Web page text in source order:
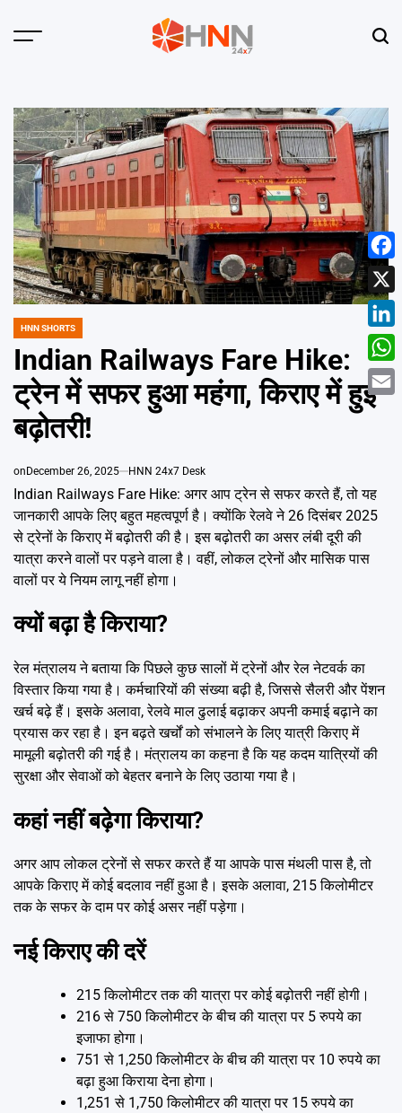
Menu
POSTED
HNN SHORTS
Indian Railways Fare Hike:
ट्रेन में सफर हुआ महंगा, किराए में हुई
बढ़ोतरी!
onDecember 26, 2025 HNN 24x7 Desk
Indian Railways Fare Hike: अगर आप ट्रेन से सफर करते हैं, तो यह
जानकारी आपके लिए बहुत महत्वपूर्ण है। क्योंकि रेलवे ने 26 दिसंबर 2025
से ट्रेनों के किराए में बढ़ोतरी की है। इस बढ़ोतरी का असर लंबी दूरी की
यात्रा करने वालों पर पड़ने वाला है। वहीं, लोकल ट्रेनों और मासिक पास
वालों पर ये नियम लागू नहीं होगा।
क्यों बढ़ा है किराया?
रेल मंत्रालय ने बताया कि पिछले कुछ सालों में ट्रेनों और रेल नेटवर्क का
विस्तार किया गया है। कर्मचारियों की संख्या बढ़ी है, जिससे सैलरी और पेंशन
खर्च बढ़े हैं। इसके अलावा, रेलवे माल ढुलाई बढ़ाकर अपनी कमाई बढ़ाने का
प्रयास कर रहा है। इन बढ़ते खर्चों को संभालने के लिए यात्री किराए में
मामूली बढ़ोतरी की गई है। मंत्रालय का कहना है कि यह कदम यात्रियों की
सुरक्षा और सेवाओं को बेहतर बनाने के लिए उठाया गया है।
कहां नहीं बढ़ेगा किराया?
अगर आप लोकल ट्रेनों से सफर करते हैं या आपके पास मंथली पास है, तो
आपके किराए में कोई बदलाव नहीं हुआ है। इसके अलावा, 215 किलोमीटर
तक के सफर के दाम पर कोई असर नहीं पड़ेगा।
नई किराए की दरें
215 किलोमीटर तक की यात्रा पर कोई बढ़ोतरी नहीं होगी।
216 से 750 किलोमीटर के बीच की यात्रा पर 5 रुपये का
इजाफा होगा।
751 से 1,250 किलोमीटर के बीच की यात्रा पर 10 रुपये का
बढ़ा हुआ किराया देना होगा।
1,251 से 1,750 किलोमीटर की यात्रा पर 15 रुपये का
X